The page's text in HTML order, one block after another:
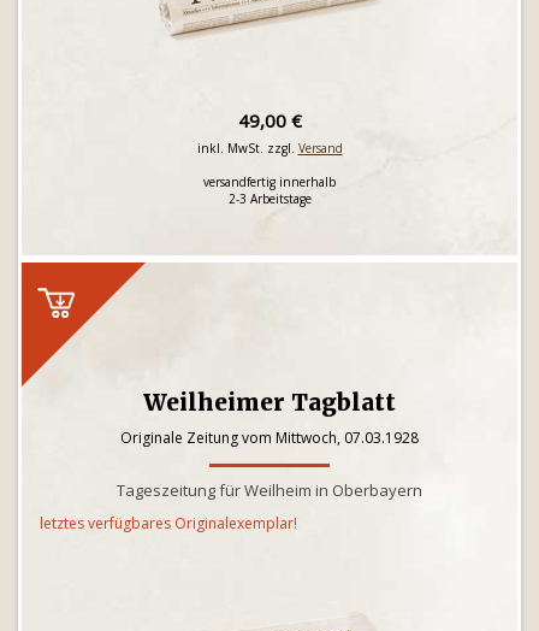
49,00 €
inkl. MwSt. zzgl. Versand
versandfertig innerhalb
2-3 Arbeitstage
Weilheimer Tagblatt
Originale Zeitung vom Mittwoch, 07.03.1928
Tageszeitung für Weilheim in Oberbayern
letztes verfügbares Originalexemplar!